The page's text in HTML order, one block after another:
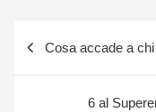
Cosa accade a
6 al